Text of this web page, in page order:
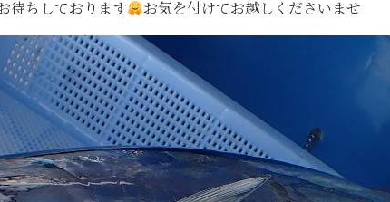
待ちしております お気を付けてお越しくださいませ